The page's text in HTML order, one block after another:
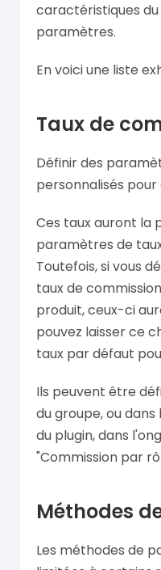
caractéristiques
paramètres.
En voici une liste
Taux de
Définir des
personnalisés
Ces taux auront la
paramètres de
Toutefois, si vous
taux de
produit, ceux-ci
pouvez laisser ce
taux par défaut
Ils peuvent être
du groupe, ou
du plugin, dans
"Commission par
Méthodes
Les méthodes de